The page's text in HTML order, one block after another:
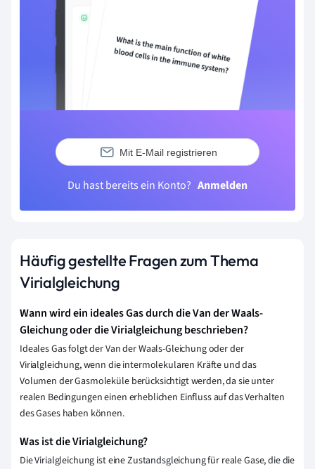
Mit E-Mail registrieren
Du hast bereits ein Konto? Anmelden
Häufig gestellte Fragen zum Thema
Virialgleichung
Wann wird ein ideales Gas durch die Van der Waals-
Gleichung oder die Virialgleichung beschrieben?
Ideales Gas folgt der Van der Waals-Gleichung oder der
Virialgleichung, wenn die intermolekularen Kräfte und das
Volumen der Gasmoleküle berücksichtigt werden, da sie unter
realen Bedingungen einen erheblichen Einfluss auf das Verhalten
des Gases haben können.
Was ist die Virialgleichung?
Die Virialgleichung ist eine Zustandsgleichung für reale Gase, die die